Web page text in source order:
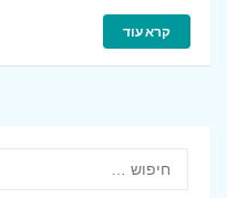
קרא עוד